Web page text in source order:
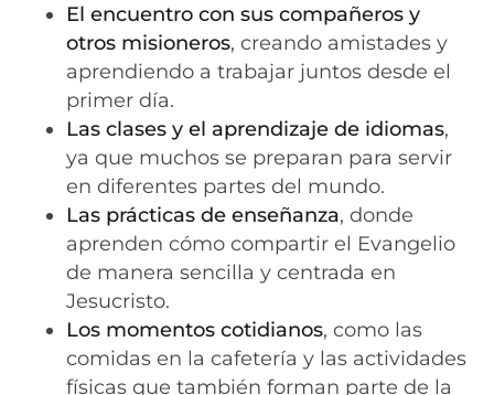
El encuentro con sus compañeros y
otros misioneros, creando amistades y
aprendiendo a trabajar juntos desde el
primer día.
Las clases y el aprendizaje de idiomas,
ya que muchos se preparan para servir
en diferentes partes del mundo.
Las prácticas de enseñanza, donde
aprenden cómo compartir el Evangelio
de manera sencilla y centrada en
Jesucristo.
Los momentos cotidianos, como las
comidas en la cafetería y las actividades
físicas que también forman parte de la